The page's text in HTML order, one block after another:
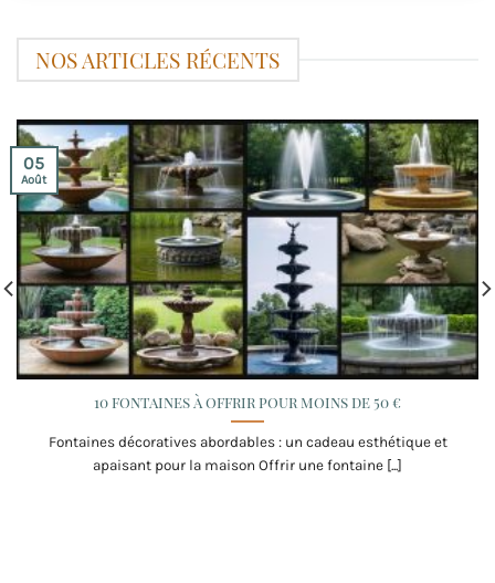
NOS ARTICLES RÉCENTS
10 fontaines à offrir pour moins de 50 €
Fontaines décoratives abordables : un cadeau esthétique et
apaisant pour la maison Offrir une fontaine [...]
05
Août